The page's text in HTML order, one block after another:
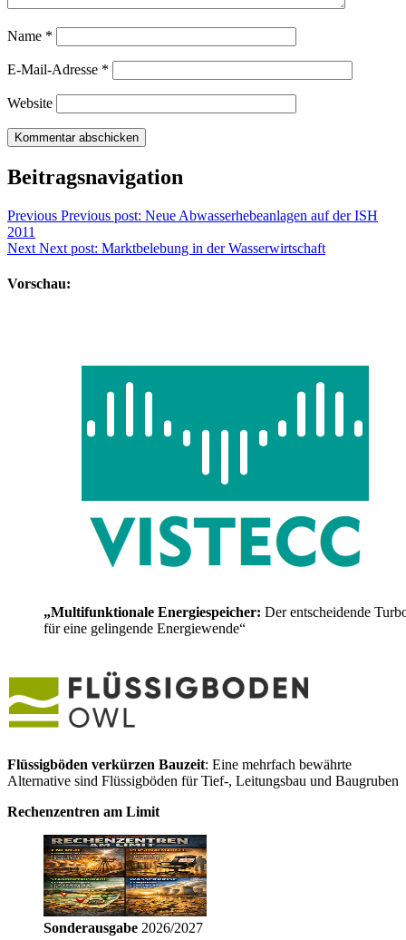
Name *
E-Mail-Adresse *
Website
Beitragsnavigation
Previous Previous post: Neue Abwasserhebeanlagen auf der ISH
2011
Next Next post: Marktbelebung in der Wasserwirtschaft
Vorschau:
„Multifunktionale Energiespeicher: Der entscheidende
für eine gelingende Energiewende“
Flüssigböden verkürzen Bauzeit: Eine mehrfach bewährte
Alternative sind Flüssigböden für Tief-, Leitungsbau und Baugruben
Rechenzentren am Limit
Sonderausgabe 2026/2027